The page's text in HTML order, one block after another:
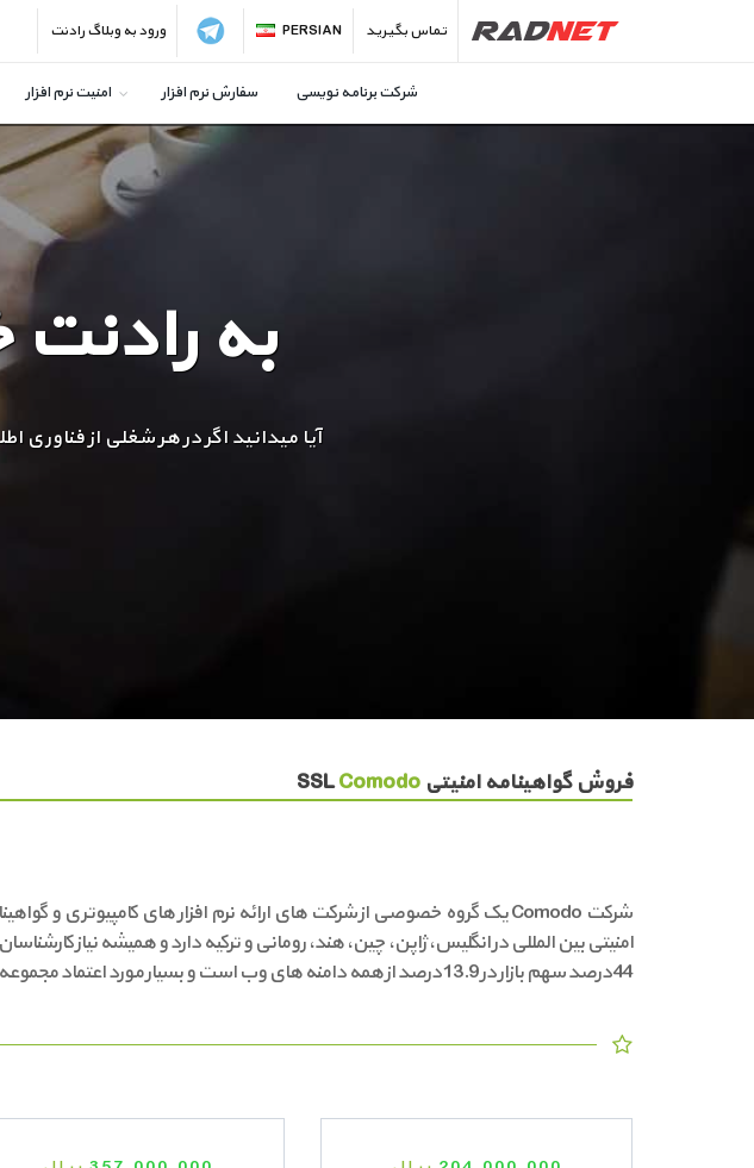
تماس بگیرید PERSIAN ورود به وبلاگ رادنت
شرکت برنامه نویسی سفارش نرم افزار امنیت نرم افزار
به
آیا میدانید اگر در هر شغلی از
فروش گواهینامه امنیتی SSL Comodo
44 درصد سهم بازار در 13.9 درصد از همه دامنه های وب است و بسیار مورد اعتماد مجموعه رادنت می باشد.